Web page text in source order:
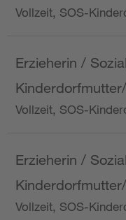
Vollzeit, SOS-
Erzieherin /
Vollzeit, SOS-
Erzieherin /
Vollzeit, SOS-